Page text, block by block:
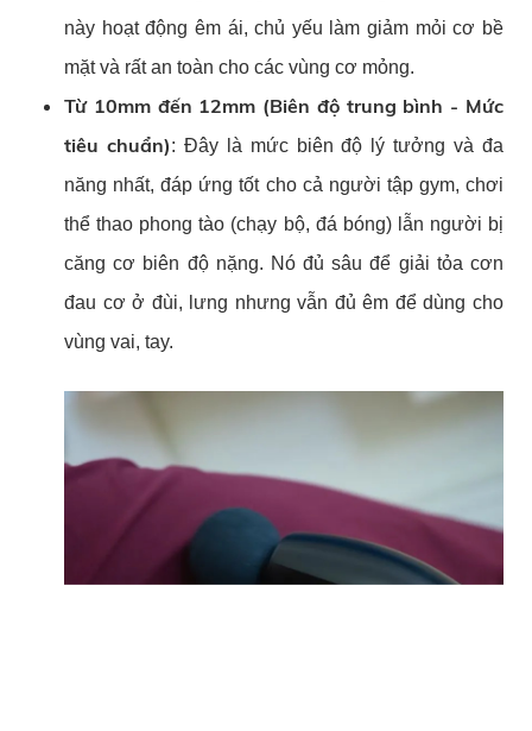
này hoạt động êm ái, chủ yếu làm giảm mỏi cơ bề
mặt và rất an toàn cho các vùng cơ mỏng.
Từ 10mm đến 12mm (Biên độ trung bình - Mức
tiêu chuẩn): Đây là mức biên độ lý tưởng và đa
năng nhất, đáp ứng tốt cho cả người tập gym, chơi
thể thao phong tào (chạy bộ, đá bóng) lẫn người bị
căng cơ biên độ nặng. Nó đủ sâu để giải tỏa cơn
đau cơ ở đùi, lưng nhưng vẫn đủ êm để dùng cho
vùng vai, tay.